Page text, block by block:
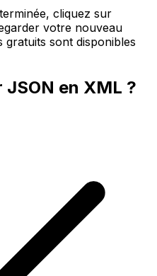
cliquez sur
votre nouveau
gratuits sont disponibles
en XML ?